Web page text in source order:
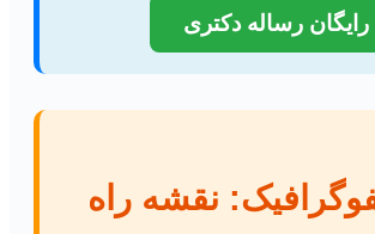
رساله دکتری
نقشه راه